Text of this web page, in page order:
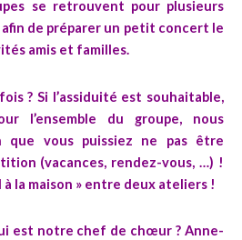
se retrouvent pour plusieurs
de préparer un petit concert le
amis et familles.
? Si l’assiduité est souhaitable,
l’ensemble du groupe, nous
que vous puissiez ne pas être
(vacances, rendez-vous, …) !
à la maison » entre deux ateliers !
est notre chef de chœur ? Anne-